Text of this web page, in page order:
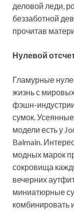
деловой леди,
беззаботной
прочитав
Нулевой
Гламурные
жизнь с
фэшн-
сумок.
модели есть у
Balmain.
модных марок
сокровища
вечерних
миниатюрные
комбинировать